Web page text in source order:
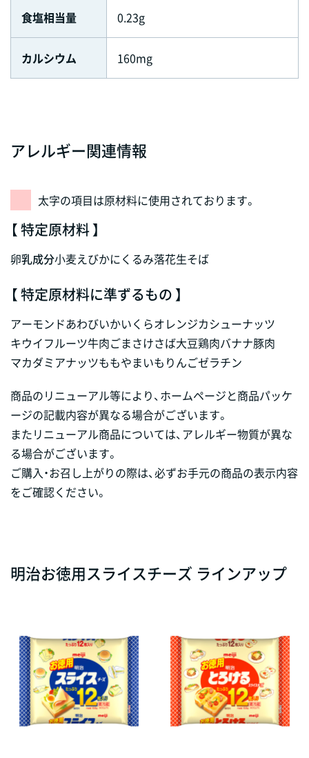
食塩相当量 0.23g
カルシウム 160mg
アレルギー関連情報
太字の項目は原材料に使用されております。
【 特定原材料 】
卵乳成分小麦えびかにくるみ落花生そば
【 特定原材料に準ずるもの 】
アーモンドあわびいかいくらオレンジカシューナッツ
キウイフルーツ牛肉ごまさけさば大豆鶏肉バナナ豚肉
マカダミアナッツももやまいも りんごゼラチン
商品のリニューアル等により、ホームページと商品パッケ
ージの記載内容が異なる場合がございます。
またリニューアル商品については、アレルギー物質が異な
る場合がございます。
ご購入・お召し上がりの際は、必ずお手元の商品の表示内容
をご確認ください。
明治お徳用スライスチーズ ラインアップ